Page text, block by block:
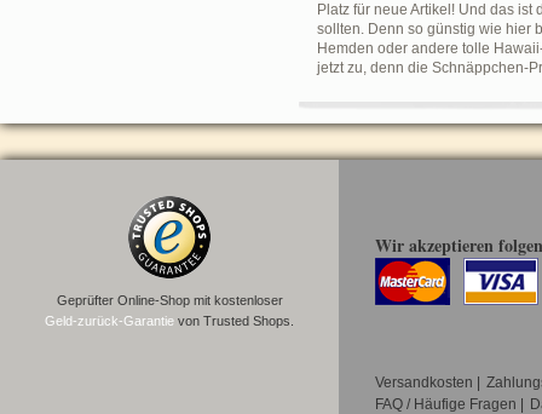
Platz für neue Artikel! Und das
sollten. Denn so günstig wie hier
Hemden oder andere tolle
jetzt zu, denn die Schnäppchen-
Geprüfter Online-Shop mit kostenloser
Geld-zurück-Garantie von Trusted Shops.
Wir akzeptieren
Versandkosten
FAQ / Häufige Fragen